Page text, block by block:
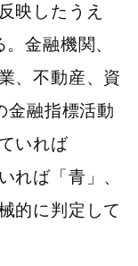
映したうえ
金融機関、
、不動産、資
金融指標活動
いれば
れば「青」、
的に判定して